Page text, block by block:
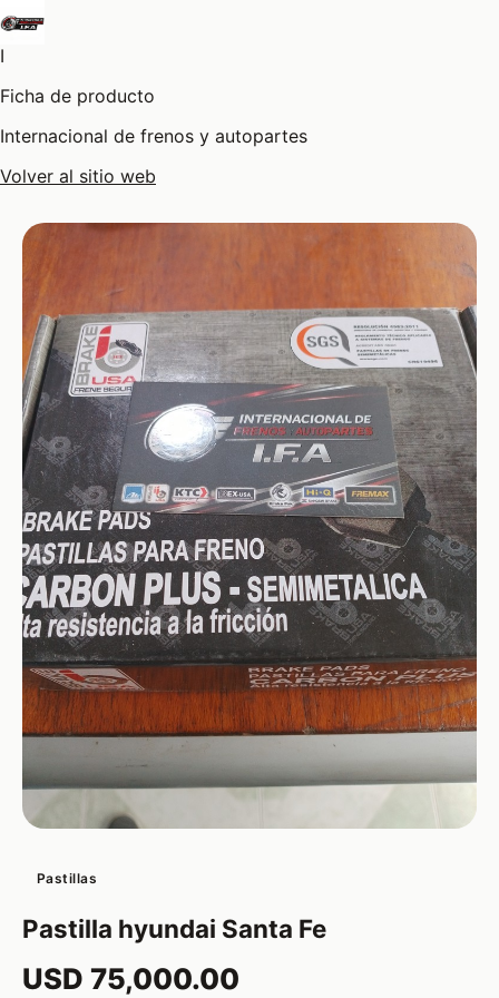
I
Ficha de producto
Internacional de frenos y autopartes
Volver al sitio web
Pastillas
Pastilla hyundai Santa Fe
USD 75,000.00